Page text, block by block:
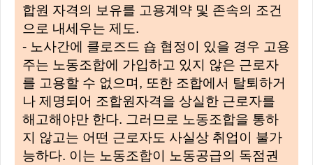
합원 자격의 보유를 고용계약 및 존속의 조건
으로 내세우는 제도.
- 노사간에 클로즈드 숍 협정이 있을 경우 고용
주는 노동조합에 가입하고 있지 않은 근로자
를 고용할 수 없으며, 또한 조합에서 탈퇴하거
나 제명되어 조합원자격을 상실한 근로자를
해고해야만 한다. 그러므로 노동조합을 통하
지 않고는 어떤 근로자도 사실상 취업이 불가
능하다. 이는 노동조합이 노동공급의 독점권